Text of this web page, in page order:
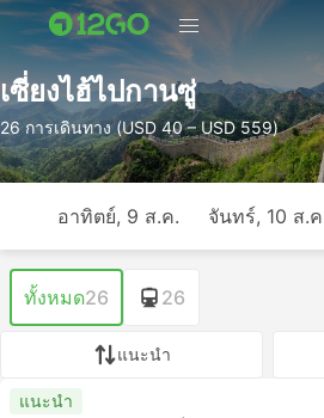
เซี่ยงไฮ้ไปกานซู่
26 การเดินทาง (USD 40 – USD 559)
อาทิตย์, 9 ส.ค. จันทร์, 10 ส.
ทั้งหมด26 26
แนะนำ
แนะนำ